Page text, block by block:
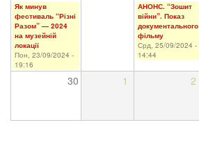
Як минув
фестиваль “Різні
Разом” — 2024
на музейній
локації
Пон, 23/09/2024 -
19:16
АНОНС. “Зошит
війни”. Показ
документального
фільму
Срд, 25/09/2024 -
14:44
30 1 2